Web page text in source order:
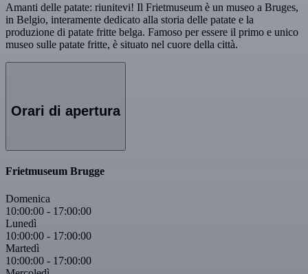
Amanti delle patate: riunitevi! Il Frietmuseum è un museo a Bruges,
in Belgio, interamente dedicato alla storia delle patate e la
produzione di patate fritte belga. Famoso per essere il primo e unico
museo sulle patate fritte, è situato nel cuore della città.
Orari di apertura
Frietmuseum Brugge
Domenica
10:00:00 - 17:00:00
Lunedì
10:00:00 - 17:00:00
Martedì
10:00:00 - 17:00:00